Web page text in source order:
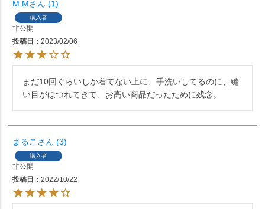
M.M 1
購入者
非公開
投稿日
2023/02/06
まだ10回ぐらいしか着てない上に、手洗いしてるのに、縫
い目がほつれてきて、お高い商品だったために残念。
まるこ 3
購入者
非公開
投稿日
2022/10/22